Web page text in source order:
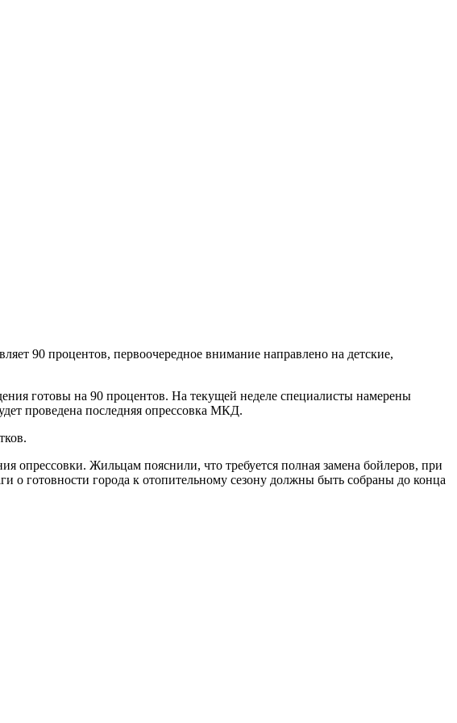
90 процентов, первоочередное внимание направлено на детские,
готовы на 90 процентов. На текущей неделе специалисты намерены
проведена последняя опрессовка МКД.
опрессовки. Жильцам пояснили, что требуется полная замена бойлеров, при
о готовности города к отопительному сезону должны быть собраны до конца